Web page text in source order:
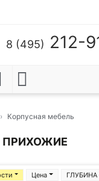
8 (495) 212-
Корпусная мебель
ПРИХОЖИЕ
Цена
ГЛУБИНА